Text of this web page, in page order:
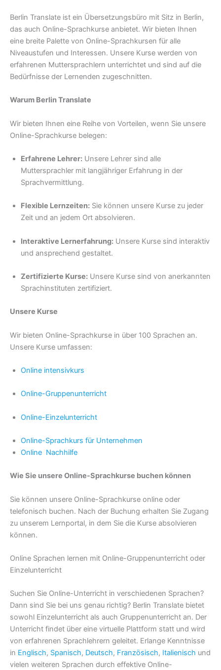
Berlin Translate ist ein Übersetzungsbüro mit Sitz in Berlin,
das auch Online-Sprachkurse anbietet. Wir bieten Ihnen
eine breite Palette von Online-Sprachkursen für alle
Niveaustufen und Interessen. Unsere Kurse werden von
erfahrenen Muttersprachlern unterrichtet und sind auf die
Bedürfnisse der Lernenden zugeschnitten.
Warum Berlin Translate
Wir bieten Ihnen eine Reihe von Vorteilen, wenn Sie unsere
Online-Sprachkurse belegen:
Erfahrene Lehrer:Unsere Lehrer sind alle
Muttersprachler mit langjähriger Erfahrung in der
Sprachvermittlung.
Flexible Lernzeiten:Sie können unsere Kurse zu jeder
Zeit und an jedem Ort absolvieren.
Interaktive Lernerfahrung:Unsere Kurse sind interaktiv
und ansprechend gestaltet.
Zertifizierte Kurse:Unsere Kurse sind von anerkannten
Sprachinstituten zertifiziert.
Unsere Kurse
Wir bieten Online-Sprachkurse in über 100 Sprachen an.
Unsere Kurse umfassen:
Online intensivkurs
Online-Gruppenunterricht
Online-Einzelunterricht
Online-Sprachkurs für Unternehmen
Online Nachhilfe
Wie Sie unsere Online-Sprachkurse buchen können
Sie können unsere Online-Sprachkurse online oder
telefonisch buchen. Nach der Buchung erhalten Sie Zugang
zu unserem Lernportal, in dem Sie die Kurse absolvieren
können.
Online Sprachen lernen mit Online-Gruppenunterricht oder
Einzelunterricht
Suchen Sie Online-Unterricht in verschiedenen Sprachen?
Dann sind Sie bei uns genau richtig? Berlin Translate bietet
sowohl Einzelunterricht als auch Gruppenunterricht an. Der
Unterricht findet über eine virtuelle Plattform statt und wird
von erfahrenen Sprachlehrern geleitet. Erlange Kenntnisse
in Englisch, Spanisch, Deutsch, Französisch, Italienisch und
vielen weiteren Sprachen durch effektive Online-